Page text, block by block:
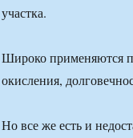
участка.
Широко применяются
окисления,
Но все же есть и